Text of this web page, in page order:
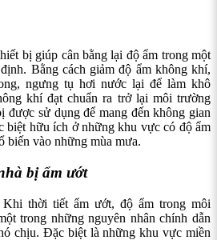
bị giúp cân bằng lại độ ẩm trong một
Bằng cách giảm độ ẩm không khí,
ngưng tụ hơi nước lại để làm khô
khí đạt chuẩn ra trở lại môi trường
được sử dụng để mang đến không gian
biệt hữu ích ở những khu vực có độ ẩm
biến vào những mùa mưa.
bị ẩm ướt
Khi thời tiết ẩm ướt, độ ẩm trong môi
trong những nguyên nhân chính dẫn
chịu. Đặc biệt là những khu vực miền